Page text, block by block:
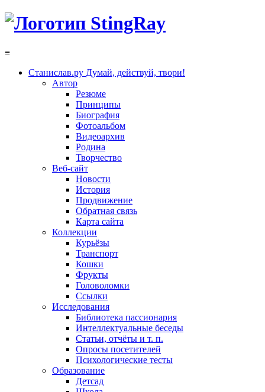
≡
Станислав.ру Думай, действуй, твори!
Автор
Резюме
Принципы
Биография
Фотоальбом
Видеоархив
Родина
Творчество
Веб-сайт
Новости
История
Продвижение
Обратная связь
Карта сайта
Коллекции
Курьёзы
Транспорт
Кошки
Фрукты
Головоломки
Ссылки
Исследования
Библиотека пассионария
Интеллектуальные беседы
Статьи, отчёты и т. п.
Опросы посетителей
Психологические тесты
Образование
Детсад